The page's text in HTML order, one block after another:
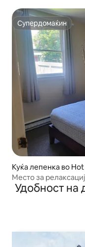
Супердомаќин
Супердомаќин
Куќа лепенка во
Место за
Удобност на